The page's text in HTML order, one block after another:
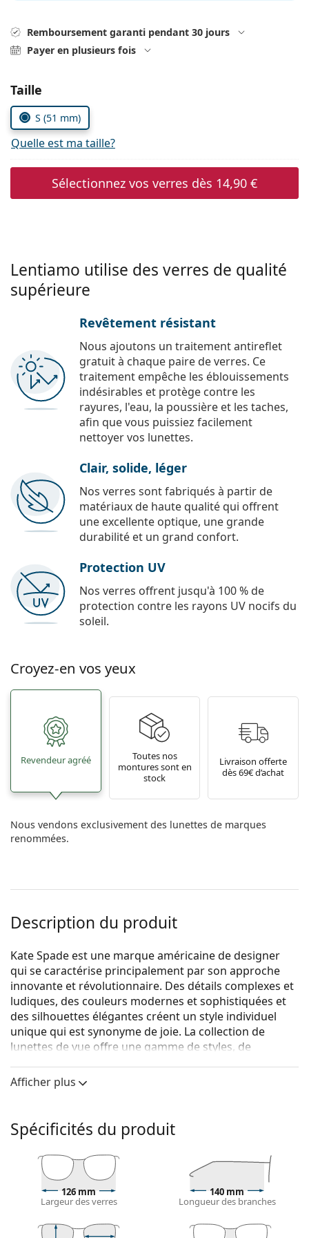
Prada
hors ligne
Remboursement garanti pendant 30 jours
Payer en plusieurs fois
Choisissez les paramètres
Taille
S (51 mm)
Quelle est ma taille?
Sélectionnez vos verres dès 14,90 €
Lentiamo utilise des verres de qualité
supérieure
Revêtement résistant
Nous ajoutons un traitement antireflet
gratuit à chaque paire de verres. Ce
traitement empêche les éblouissements
indésirables et protège contre les
rayures, l'eau, la poussière et les taches,
afin que vous puissiez facilement
nettoyer vos lunettes.
Clair, solide, léger
Nos verres sont fabriqués à partir de
matériaux de haute qualité qui offrent
une excellente optique, une grande
durabilité et un grand confort.
Protection UV
Nos verres offrent jusqu'à 100 % de
protection contre les rayons UV nocifs du
soleil.
Croyez-en vos yeux
Revendeur agréé
Toutes nos
montures sont en
stock
Livraison offerte
dès 69€ d’achat
Nous vendons exclusivement des lunettes de marques
renommées.
Description du produit
Kate Spade est une marque américaine de designer
qui se caractérise principalement par son approche
innovante et révolutionnaire. Des détails complexes et
ludiques, des couleurs modernes et sophistiquées et
des silhouettes élégantes créent un style individuel
unique qui est synonyme de joie. La collection de
lunettes de vue offre une gamme de styles, de
populaire auprès des femmes de tous âges.
Monture de lunettes de vue
La couleur noire de la monture s'accorde
parfaitement avec tous les teints et des cheveux
blonds clairs, châtains clairs ou noirs.
Les montures rondes sont un choix idéal pour les
personnes ayant une forme de visage carrée
Afficher plus
Spécificités du produit
126 mm
Largeur des verres
140 mm
Longueur des branches